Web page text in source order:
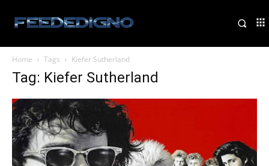
Home Tags Kiefer Sutherland
Tag: Kiefer Sutherland